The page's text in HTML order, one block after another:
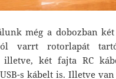
még a dobozban
varrt rotorlapát
illetve, két fajta RC
s kábelt is. Illetve